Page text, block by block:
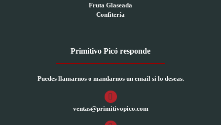
Fruta Glaseada
Confitería
Primitivo Picó responde
Puedes llamarnos o mandarnos un email si lo deseas.
ventas@primitivopico.com